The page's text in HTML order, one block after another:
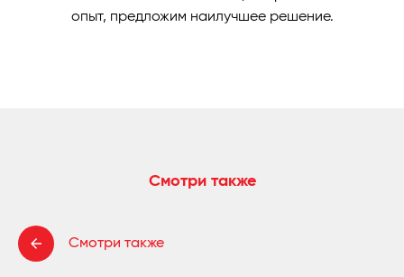
опыт, предложим наилучшее решение.
Смотри также
Смотри также